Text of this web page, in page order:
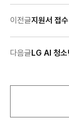
이전글지원서 접
다음글LG AI 청소
지원자
취소
취소
취소